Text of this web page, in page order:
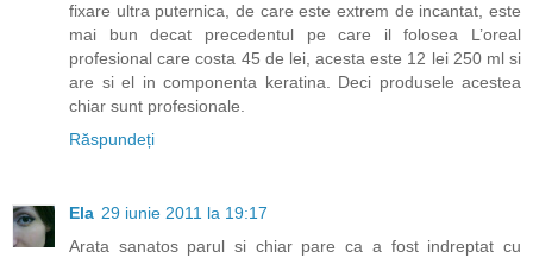
fixare ultra puternica, de care este extrem de incantat, este
mai bun decat precedentul pe care il folosea L’oreal
profesional care costa 45 de lei, acesta este 12 lei 250 ml si
are si el in componenta keratina. Deci produsele acestea
chiar sunt profesionale.
Răspundeți
Ela 29 iunie 2011 la 19:17
Arata sanatos parul si chiar pare ca a fost indreptat cu